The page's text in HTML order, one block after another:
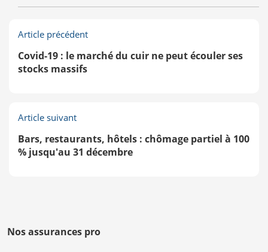
Article précédent
Covid-19 : le marché du cuir ne peut écouler ses
stocks massifs
Article suivant
Bars, restaurants, hôtels : chômage partiel à 100
% jusqu'au 31 décembre
Nos assurances pro